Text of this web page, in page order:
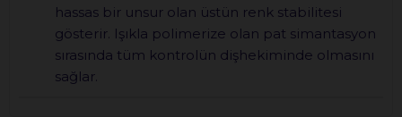
hassas bir unsur olan üstün renk stabilitesi
gösterir. Işıkla polimerize olan pat simantasyon
sırasında tüm kontrolün dişhekiminde olmasını
sağlar.